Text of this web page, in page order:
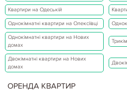
Квартири на Одеській
Однокімнатні квартири на Олексіївці
Однокімнатні квартири на Нових
домах
Двокімнатні квартири на Нових
домах
ОРЕНДА КВАРТИР